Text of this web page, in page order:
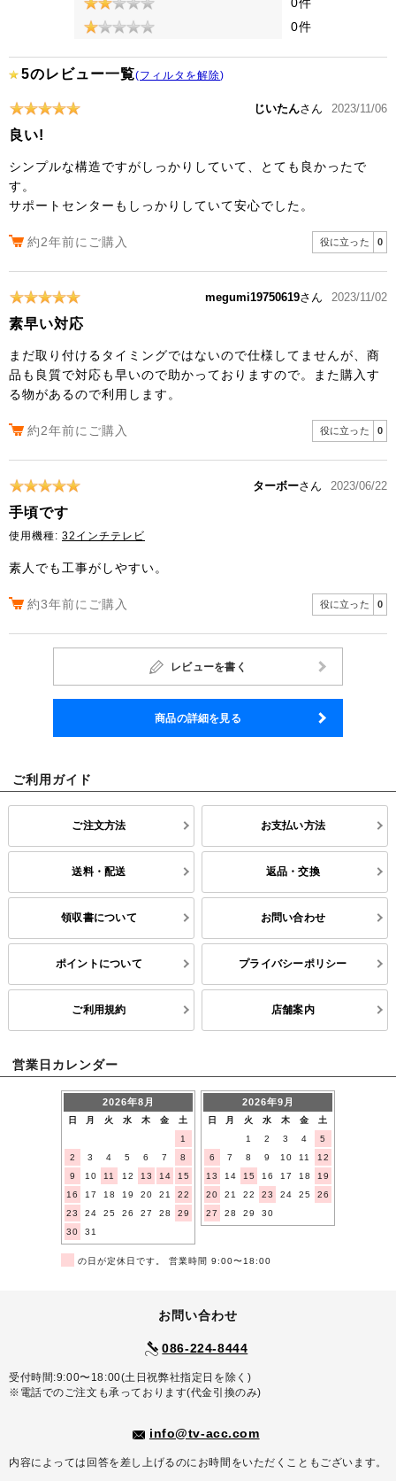
0件
5のレビュー一覧(フィルタを解除)
じいたんさん 2023/11/06
良い!
シンプルな構造ですがしっかりしていて、とても良かったで
す。
サポートセンターもしっかりしていて安心でした。
約2年前にご購入 役に立った 0
megumi19750619さん 2023/11/02
素早い対応
まだ取り付けるタイミングではないので仕様してませんが、商
品も良質で対応も早いので助かっておりますので。また購入す
る物があるので利用します。
約2年前にご購入 役に立った 0
ターボーさん 2023/06/22
手頃です
使用機種: 32インチテレビ
素人でも工事がしやすい。
約3年前にご購入 役に立った 0
レビューを書く
商品の詳細を見る
ご利用ガイド
ご注文方法 お支払い方法
送料・配送 返品・交換
領収書について お問い合わせ
ポイントについて プライバシーポリシー
ご利用規約 店舗案内
営業日カレンダー
2026年8月
日 月 火 水 木 金
土
1
2
3 4 5 6 7
8
9
10 11 12 13 14
15
16
17 18 19 20 21
22
23
24 25 26 27 28
29
30
31
2026年9月
日 月 火 水 木 金
土
1
2 3 4
5
6
7 8 9 10 11
12
13
14 15 16 17 18
19
20
21 22 23 24 25
26
27
28 29 30
の日が定休日です。 営業時間 9:00〜18:00
お問い合わせ
086-224-8444
受付時間:9:00〜18:00(土日祝弊社指定日を除く)
※電話でのご注文も承っております(代金引換のみ)
info@tv-acc.com
内容によっては回答を差し上げるのにお時間をいただくこともございます。